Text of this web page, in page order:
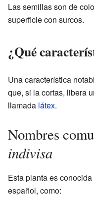
Las semillas son de
superficie con surcos.
¿Qué
Una característica
que, si la cortas, libera
llamada látex.
Nombres
indivisa
Esta planta es
español, como: